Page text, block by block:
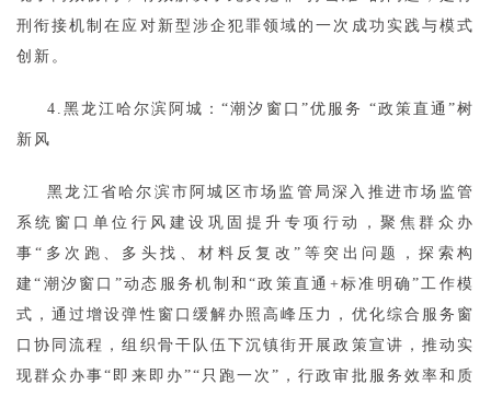
刑衔接机制在应对新型涉企犯罪领域的一次成功实践与模式
创新。
4.黑龙江哈尔滨阿城：“潮汐窗口”优服务 “政策直通”树
新风
黑龙江省哈尔滨市阿城区市场监管局深入推进市场监管
系统窗口单位行风建设巩固提升专项行动，聚焦群众办
事“多次跑、多头找、材料反复改”等突出问题，探索构
建“潮汐窗口”动态服务机制和“政策直通+标准明确”工作模
式，通过增设弹性窗口缓解办照高峰压力，优化综合服务窗
口协同流程，组织骨干队伍下沉镇街开展政策宣讲，推动实
现群众办事“即来即办”“只跑一次”，行政审批服务效率和质